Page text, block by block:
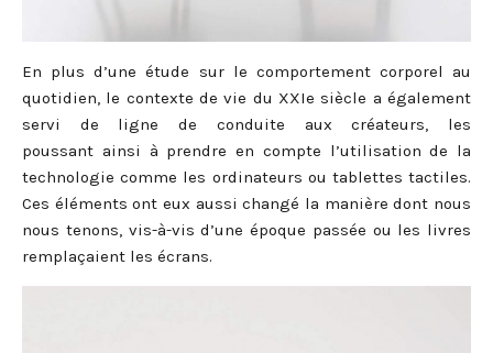
En plus d’une étude sur le comportement corporel au
quotidien, le contexte de vie du XXIe siècle a également
servi de ligne de conduite aux créateurs, les
poussant ainsi à prendre en compte l’utilisation de la
technologie comme les ordinateurs ou tablettes tactiles.
Ces éléments ont eux aussi changé la manière dont nous
nous tenons, vis-à-vis d’une époque passée ou les livres
remplaçaient les écrans.